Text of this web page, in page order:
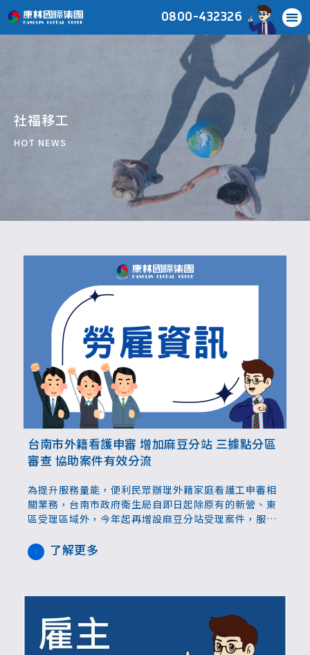
0800-432326
社福移工
HOT NEWS
台南市外籍看護申審 增加麻豆分站 三據點分區
審查 協助案件有效分流
為提升服務量能，便利民眾辦理外籍家庭看護工申審相
關業務，台南市政府衛生局自即日起除原有的新營、東
區受理區域外，今年起再增設麻豆分站受理案件，服務
讓家庭在面對照顧需求時，也能更安心更即時獲得協
助。
了解更多